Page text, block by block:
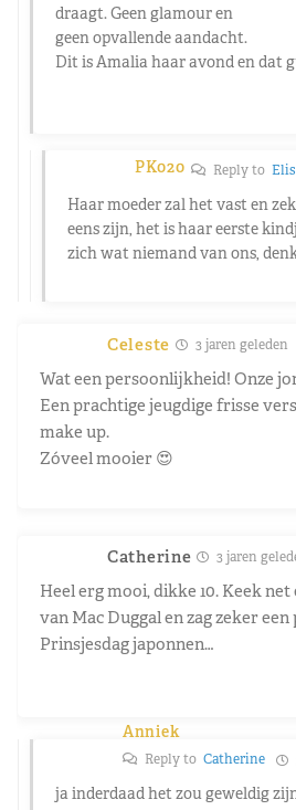
draagt. Geen glamour en
geen opvallende aandacht.
Dit is Amalia haar avond en dat
PK020 Reply to
Haar moeder zal het vast en
eens zijn, het is haar eerste
zich wat niemand van ons,
Celeste 3 jaren geleden
Wat een persoonlijkheid! Onze
Een prachtige jeugdige frisse
make up.
Zóveel mooier 😍
Catherine 3 jaren
Heel erg mooi, dikke 10. Keek
van Mac Duggal en zag zeker
Prinsjesdag japonnen…
Anniek
Reply to Catherine
ja inderdaad het zou geweldig